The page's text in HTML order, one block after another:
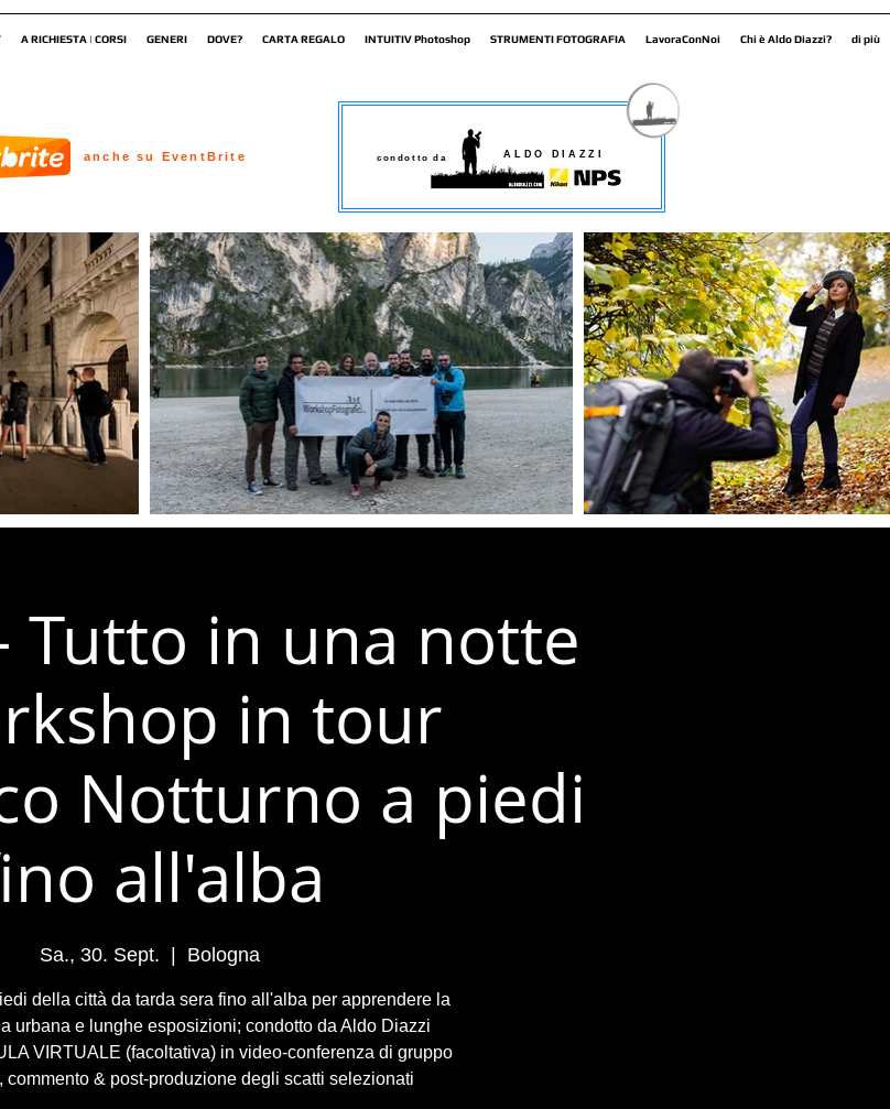
A RICHIESTA | CORSI GENERI DOVE? CARTA REGALO INTUITIV Photoshop STRUMENTI FOTOGRAFIA LavoraConNoi Chi è Aldo Diazzi? di più
Tutto in una notte
in tour
Notturno a piedi
all'alba
Sa., 30. Sept. Bologna
della città da tarda sera fino all'alba per apprendere la
urbana e lunghe esposizioni; condotto da Aldo Diazzi
VIRTUALE (facoltativa) in video-conferenza di gruppo
commento & post-produzione degli scatti selezionati
condotto da ALDO DIAZZI
anche su EventBrite